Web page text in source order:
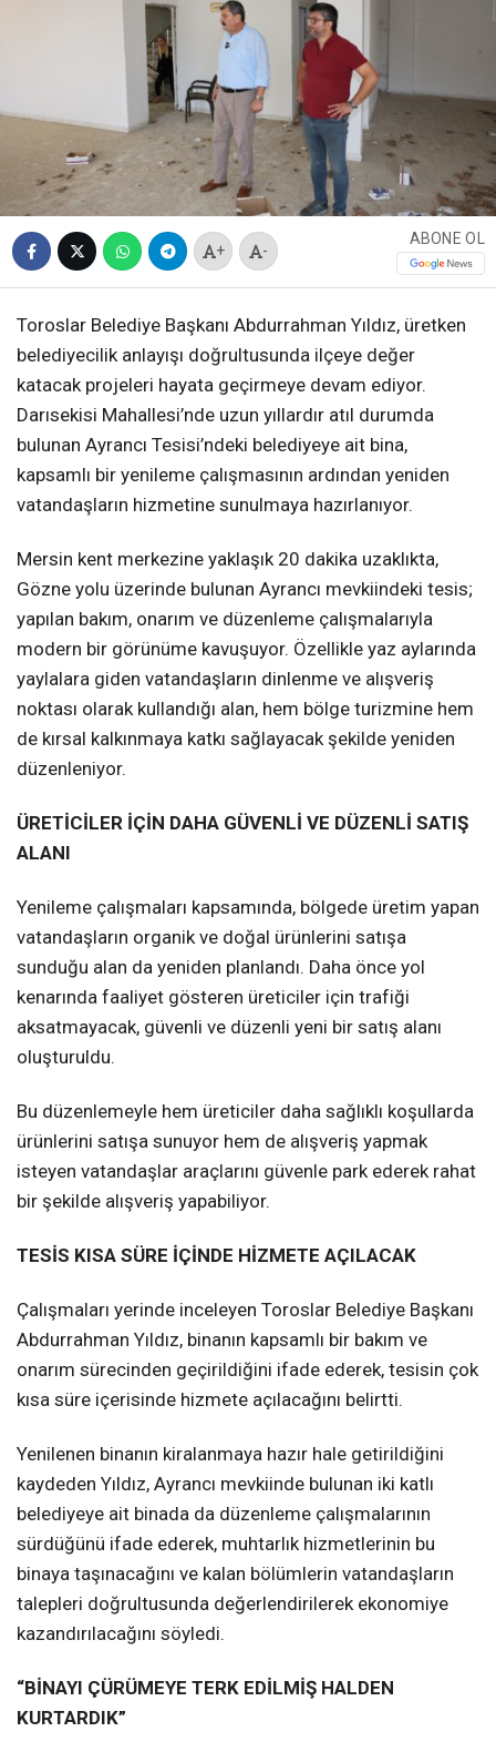
+ -
ABONE OL
Toroslar Belediye Başkanı Abdurrahman Yıldız, üretken
belediyecilik anlayışı doğrultusunda ilçeye değer
katacak projeleri hayata geçirmeye devam ediyor.
Darısekisi Mahallesi’nde uzun yıllardır atıl durumda
bulunan Ayrancı Tesisi’ndeki belediyeye ait bina,
kapsamlı bir yenileme çalışmasının ardından yeniden
vatandaşların hizmetine sunulmaya hazırlanıyor.
Mersin kent merkezine yaklaşık 20 dakika uzaklıkta,
Gözne yolu üzerinde bulunan Ayrancı mevkiindeki tesis;
yapılan bakım, onarım ve düzenleme çalışmalarıyla
modern bir görünüme kavuşuyor. Özellikle yaz aylarında
yaylalara giden vatandaşların dinlenme ve alışveriş
noktası olarak kullandığı alan, hem bölge turizmine hem
de kırsal kalkınmaya katkı sağlayacak şekilde yeniden
düzenleniyor.
ÜRETİCİLER İÇİN DAHA GÜVENLİ VE DÜZENLİ SATIŞ
ALANI
Yenileme çalışmaları kapsamında, bölgede üretim yapan
vatandaşların organik ve doğal ürünlerini satışa
sunduğu alan da yeniden planlandı. Daha önce yol
kenarında faaliyet gösteren üreticiler için trafiği
aksatmayacak, güvenli ve düzenli yeni bir satış alanı
oluşturuldu.
Bu düzenlemeyle hem üreticiler daha sağlıklı koşullarda
ürünlerini satışa sunuyor hem de alışveriş yapmak
isteyen vatandaşlar araçlarını güvenle park ederek rahat
bir şekilde alışveriş yapabiliyor.
TESİS KISA SÜRE İÇİNDE HİZMETE AÇILACAK
Çalışmaları yerinde inceleyen Toroslar Belediye Başkanı
Abdurrahman Yıldız, binanın kapsamlı bir bakım ve
onarım sürecinden geçirildiğini ifade ederek, tesisin çok
kısa süre içerisinde hizmete açılacağını belirtti.
Yenilenen binanın kiralanmaya hazır hale getirildiğini
kaydeden Yıldız, Ayrancı mevkiinde bulunan iki katlı
belediyeye ait binada da düzenleme çalışmalarının
sürdüğünü ifade ederek, muhtarlık hizmetlerinin bu
binaya taşınacağını ve kalan bölümlerin vatandaşların
talepleri doğrultusunda değerlendirilerek ekonomiye
kazandırılacağını söyledi.
“BİNAYI ÇÜRÜMEYE TERK EDİLMİŞ HALDEN
KURTARDIK”